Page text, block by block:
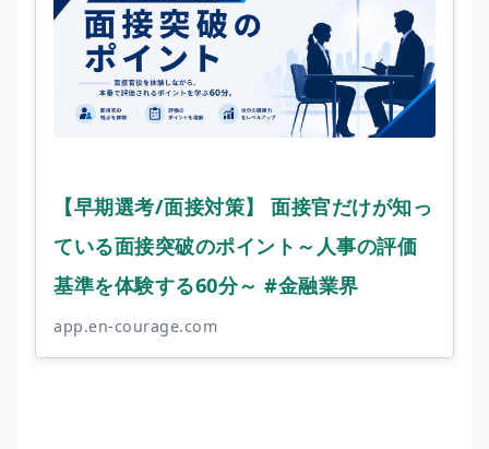
【早期選考/面接対策】 面接官だけが知っ
ている面接突破のポイント～人事の評価
基準を体験する60分～ #金融業界
app.en-courage.com